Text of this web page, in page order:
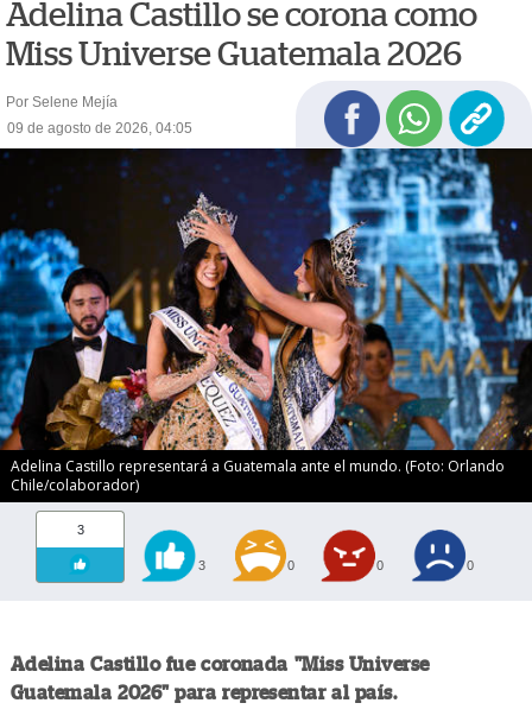
Adelina Castillo se corona como
Miss Universe Guatemala 2026
Por Selene Mejía
09 de agosto de 2026, 04:05
Adelina Castillo representará a Guatemala ante el mundo. (Foto: Orlando
Chile/colaborador)
3
3 0 0 0
Adelina Castillo fue coronada "Miss Universe
Guatemala 2026" para representar al país.